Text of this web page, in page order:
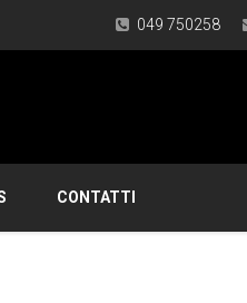
049 750258
CONTATTI